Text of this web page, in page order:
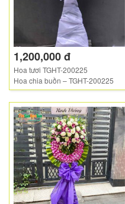
1,200,000 đ
Hoa tươi TGHT-200225
Hoa chia buồn – TGHT-200225